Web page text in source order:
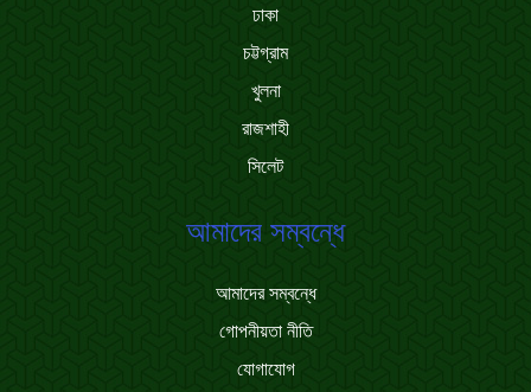
ঢাকা
চট্টগ্রাম
খুলনা
রাজশাহী
সিলেট
আমাদের সম্বন্ধে
আমাদের সম্বন্ধে
গোপনীয়তা নীতি
যোগাযোগ